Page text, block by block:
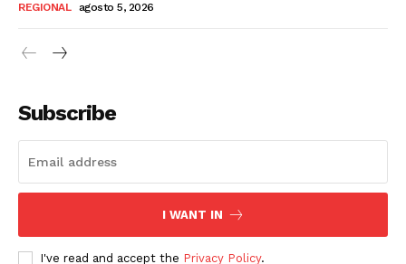
REGIONAL agosto 5, 2026
Subscribe
I WANT IN
I've read and accept the Privacy Policy.